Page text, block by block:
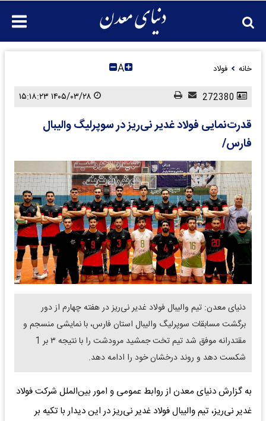
خانه فولاد A
قدرت‌نمایی ‌فولاد غدیر نی‌ریز در سوپرلیگ والیبال
فارس/
‌دنیای معدن: تیم والیبال فولاد غدیر نی‌ریز در هفته چهارم از دور
برگشت مسابقات سوپرلیگ والیبال استان فارس، با نمایشی منسجم و
مقتدرانه موفق شد تیم تخت جمشید مرودشت را با نتیجه ۳ بر 1
شکست دهد و روند درخشان خود را ادامه دهد.
به گزارش دنیای معدن از روابط عمومی و امور بین‌الملل شرکت فولاد
غدیر نی‌ریز، تیم والیبال فولاد غدیر نی‌ریز در این دیدار با تکیه بر